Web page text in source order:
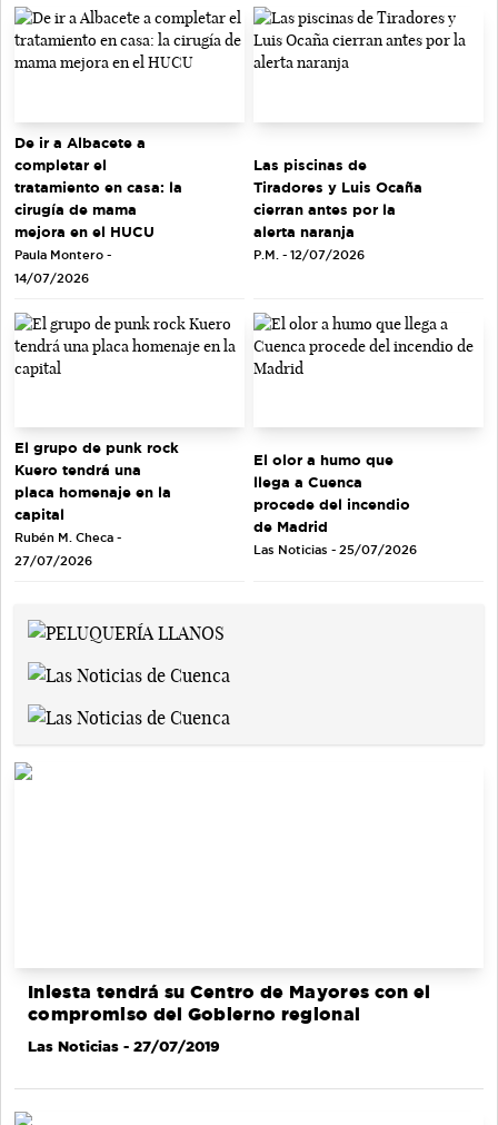
De ir a Albacete a
completar el
tratamiento en casa: la
cirugía de mama
mejora en el HUCU
Paula Montero -
14/07/2026
Las piscinas de
Tiradores y Luis Ocaña
cierran antes por la
alerta naranja
P.M. - 12/07/2026
El grupo de punk rock
Kuero tendrá una
placa homenaje en la
capital
Rubén M. Checa -
27/07/2026
El olor a humo que
llega a Cuenca
procede del incendio
de Madrid
Las Noticias - 25/07/2026
Iniesta tendrá su Centro de Mayores con el
compromiso del Gobierno regional
Las Noticias - 27/07/2019